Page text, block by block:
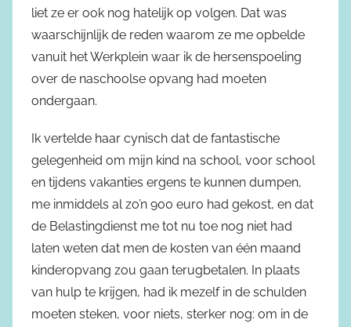
liet ze er ook nog hatelijk op volgen. Dat was
waarschijnlijk de reden waarom ze me opbelde
vanuit het Werkplein waar ik de hersenspoeling
over de naschoolse opvang had moeten
ondergaan.
Ik vertelde haar cynisch dat de fantastische
gelegenheid om mijn kind na school, voor school
en tijdens vakanties ergens te kunnen dumpen,
me inmiddels al zo’n 900 euro had gekost, en dat
de Belastingdienst me tot nu toe nog niet had
laten weten dat men de kosten van één maand
kinderopvang zou gaan terugbetalen. In plaats
van hulp te krijgen, had ik mezelf in de schulden
moeten steken, voor niets, sterker nog: om in de